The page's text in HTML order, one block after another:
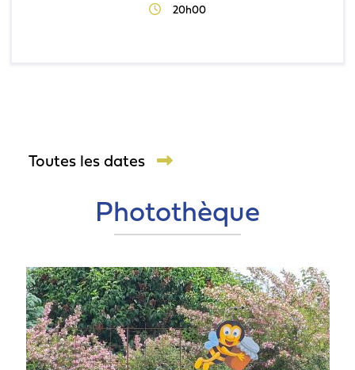
20h00
Toutes les dates
Photothèque